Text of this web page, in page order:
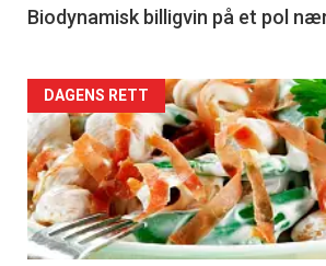
4
Biodynamisk billigvin på et pol
Forsiden
akkurat
nå
-
DAGENS RETT